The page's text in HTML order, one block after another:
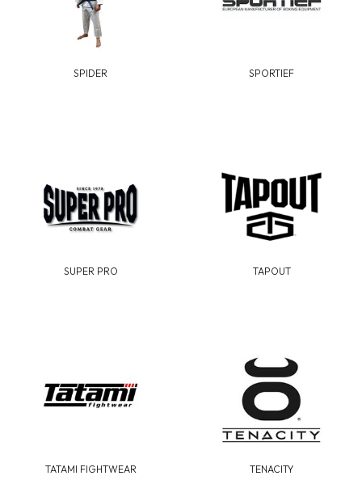
SPIDER SPORTIEF
SUPER PRO TAPOUT
TATAMI FIGHTWEAR TENACITY